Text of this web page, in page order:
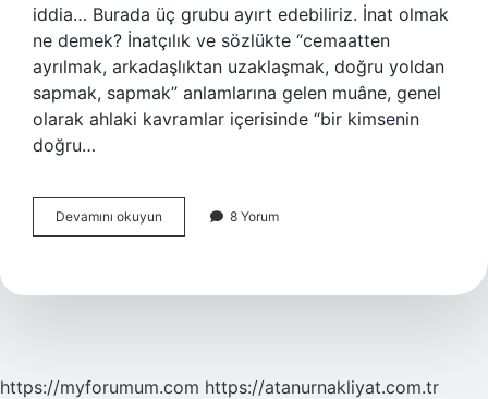
iddia… Burada üç grubu ayırt edebiliriz. İnat olmak
ne demek? İnatçılık ve sözlükte “cemaatten
ayrılmak, arkadaşlıktan uzaklaşmak, doğru yoldan
sapmak, sapmak” anlamlarına gelen muâne, genel
olarak ahlaki kavramlar içerisinde “bir kimsenin
doğru…
Devamını okuyun
Etmek
8 Yorum
https://myforumum.com https://atanurnakliyat.com.tr